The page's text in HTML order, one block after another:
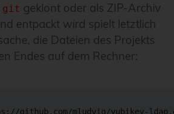
git geklont oder als ZIP-Archiv
entpackt wird spielt letztlich
die Dateien des Projekts
Endes auf dem Rechner:
github.com/mludvig/yubikey-